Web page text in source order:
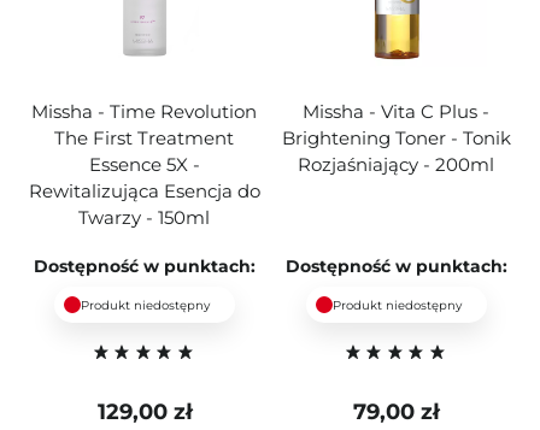
Missha - Time Revolution
The First Treatment
Essence 5X -
Rewitalizująca Esencja do
Twarzy - 150ml
Dostępność w punktach:
Produkt niedostępny
129,00 zł
Missha - Vita C Plus -
Brightening Toner - Tonik
Rozjaśniający - 200ml
Dostępność w punktach:
Produkt niedostępny
79,00 zł